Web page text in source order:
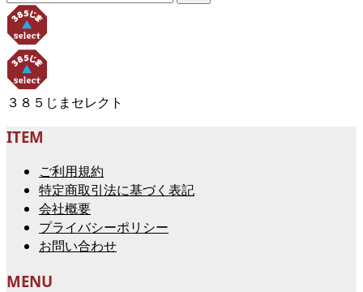
索:
３８５じまセレクト
ITEM
ご利用規約
特定商取引法に基づく表記
会社概要
プライバシーポリシー
お問い合わせ
MENU